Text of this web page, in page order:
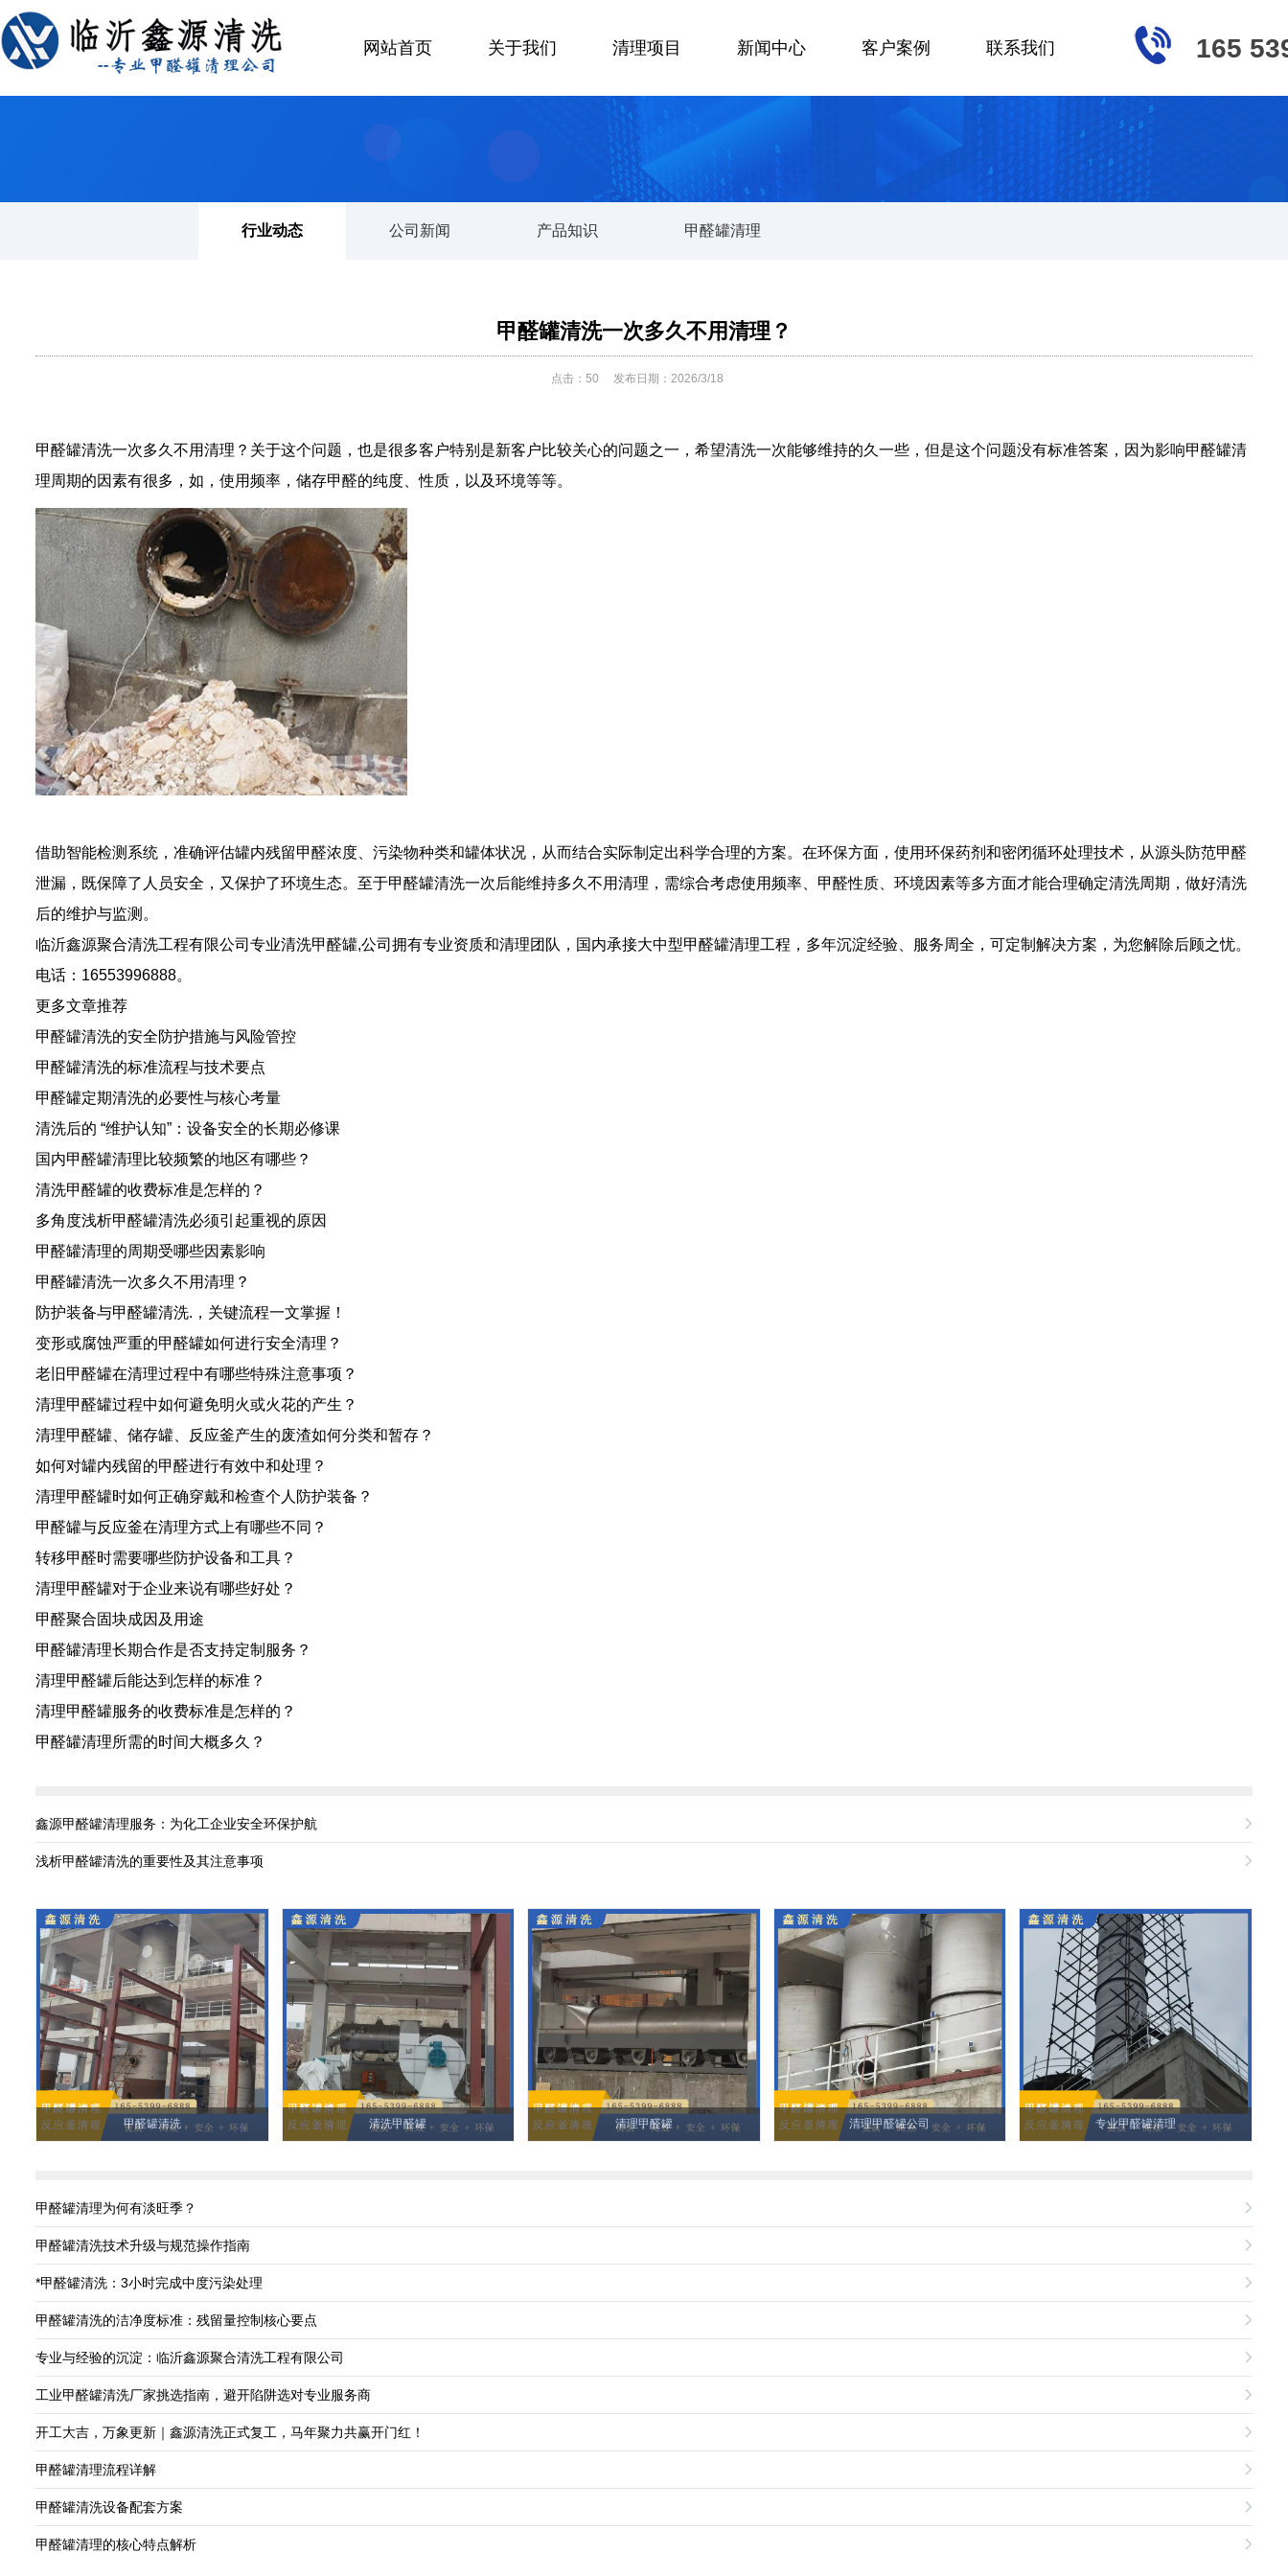
网站首页 关于我们 清理项目 新闻中心 客户案例 联系我们 165
首页 公司新闻
行业动态 公司新闻 产品知识 甲醛罐清理
甲醛罐清洗一次多久不用清理？
点击： 50 发布日期：2026/3/18
甲醛罐清洗一次多久不用清理？关于这个问题，也是很多客户特别是新客户比较关心的问题之一，希望清洗一次能够维持的久一些，但是这个问题没有标准答案，因为影响甲醛罐清
理周期的因素有很多，如，使用频率，储存甲醛的纯度、性质，以及环境等等。
借助智能检测系统，准确评估罐内残留甲醛浓度、污染物种类和罐体状况，从而结合实际制定出科学合理的方案。在环保方面，使用环保药剂和密闭循环处理技术，从源头防范甲醛
泄漏，既保障了人员安全，又保护了环境生态。至于甲醛罐清洗一次后能维持多久不用清理，需综合考虑使用频率、甲醛性质、环境因素等多方面才能合理确定清洗周期，做好清洗
后的维护与监测。
临沂鑫源聚合清洗工程有限公司专业清洗甲醛罐,公司拥有专业资质和清理团队，国内承接大中型甲醛罐清理工程，多年沉淀经验、服务周全，可定制解决方案，为您解除后顾之忧。
电话：16553996888。
更多文章推荐
甲醛罐清洗的安全防护措施与风险管控
甲醛罐清洗的标准流程与技术要点
甲醛罐定期清洗的必要性与核心考量
清洗后的 “维护认知”：设备安全的长期必修课
国内甲醛罐清理比较频繁的地区有哪些？
清洗甲醛罐的收费标准是怎样的？
多角度浅析甲醛罐清洗必须引起重视的原因
甲醛罐清理的周期受哪些因素影响
甲醛罐清洗一次多久不用清理？
防护装备与甲醛罐清洗.，关键流程一文掌握！
变形或腐蚀严重的甲醛罐如何进行安全清理？
老旧甲醛罐在清理过程中有哪些特殊注意事项？
清理甲醛罐过程中如何避免明火或火花的产生？
清理甲醛罐、储存罐、反应釜产生的废渣如何分类和暂存？
如何对罐内残留的甲醛进行有效中和处理？
清理甲醛罐时如何正确穿戴和检查个人防护装备？
甲醛罐与反应釜在清理方式上有哪些不同？
转移甲醛时需要哪些防护设备和工具？
清理甲醛罐对于企业来说有哪些好处？
甲醛聚合固块成因及用途
甲醛罐清理长期合作是否支持定制服务？
清理甲醛罐后能达到怎样的标准？
清理甲醛罐服务的收费标准是怎样的？
甲醛罐清理所需的时间大概多久？
鑫源甲醛罐清理服务：为化工企业安全环保护航
浅析甲醛罐清洗的重要性及其注意事项
甲醛罐清洗 清洗甲醛罐 清理甲醛罐 清理甲醛罐公司 专业甲醛罐清理
甲醛罐清理为何有淡旺季？
甲醛罐清洗技术升级与规范操作指南
*甲醛罐清洗：3小时完成中度污染处理
甲醛罐清洗的洁净度标准：残留量控制核心要点
专业与经验的沉淀：临沂鑫源聚合清洗工程有限公司
工业甲醛罐清洗厂家挑选指南，避开陷阱选对专业服务商
开工大吉，万象更新｜鑫源清洗正式复工，马年聚力共赢开门红！
甲醛罐清理流程详解
甲醛罐清洗设备配套方案
甲醛罐清理的核心特点解析